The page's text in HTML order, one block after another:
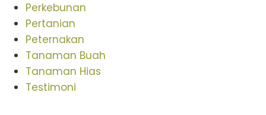
Perkebunan
Pertanian
Peternakan
Tanaman Buah
Tanaman Hias
Testimoni